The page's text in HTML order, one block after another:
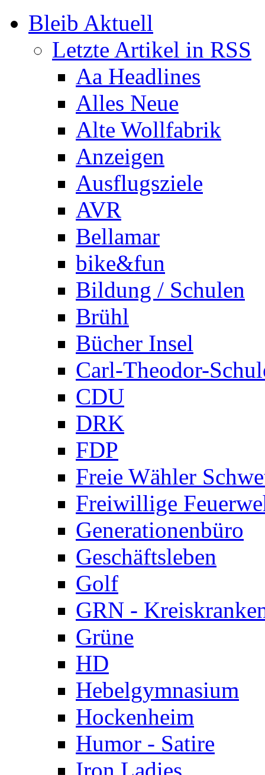
Bleib Aktuell
Letzte Artikel in RSS
Aa Headlines
Alles Neue
Alte Wollfabrik
Anzeigen
Ausflugsziele
AVR
Bellamar
bike&fun
Bildung / Schulen
Brühl
Bücher Insel
Carl-Theodor-
CDU
DRK
FDP
Freie Wähler
Freiwillige
Generationenbüro
Geschäftsleben
Golf
GRN -
Grüne
HD
Hebelgymnasium
Hockenheim
Humor - Satire